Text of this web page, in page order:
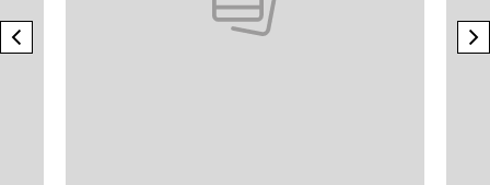
previous element